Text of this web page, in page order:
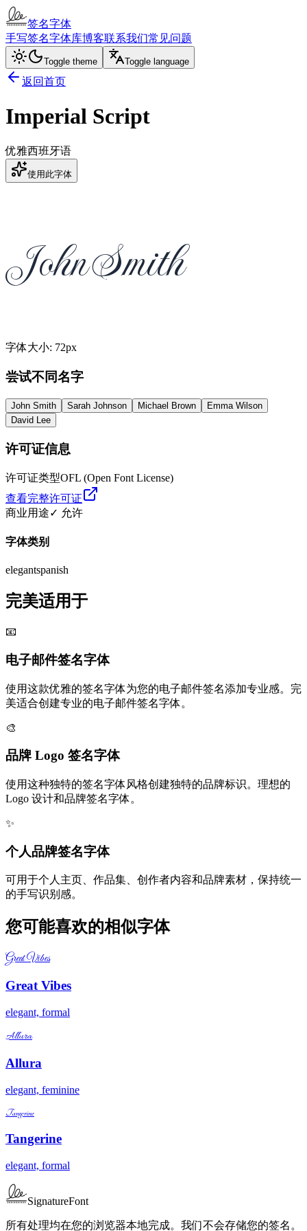
签名字体
手写签名字体库博客联系我们常见问题
Toggle theme Toggle language
返回首页
Imperial Script
优雅西班牙语
使用此字体
John Smith
字体大小: 72px
尝试不同名字
John Smith Sarah Johnson Michael Brown
Emma Wilson
David Lee
许可证信息
许可证类型OFL (Open Font License)
查看完整许可证
商业用途✓ 允许
字体类别
elegantspanish
完美适用于
📧
电子邮件签名字体
使用这款优雅的签名字体为您的电子邮件签名添加专业感。完
美适合创建专业的电子邮件签名字体。
🎨
品牌 Logo 签名字体
使用这种独特的签名字体风格创建独特的品牌标识。理想的
Logo 设计和品牌签名字体。
✨
个人品牌签名字体
可用于个人主页、作品集、创作者内容和品牌素材，保持统一
的手写识别感。
您可能喜欢的相似字体
Great Vibes
Great Vibes
elegant, formal
Allura
Allura
elegant, feminine
Tangerine
Tangerine
elegant, formal
SignatureFont
所有处理均在您的浏览器本地完成。我们不会存储您的签名。